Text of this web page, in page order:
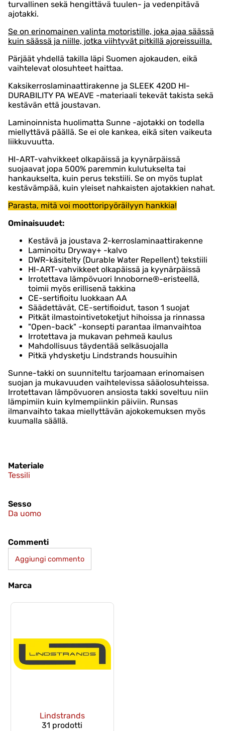
turvallinen sekä hengittävä tuulen- ja vedenpitävä
ajotakki.
Se on erinomainen valinta motoristille, joka ajaa säässä
kuin säässä ja niille, jotka viihtyvät pitkillä ajoreissuilla.
Pärjäät yhdellä takilla läpi Suomen ajokauden, eikä
vaihtelevat olosuhteet haittaa.
Kaksikerroslaminaattirakenne ja SLEEK 420D HI-
DURABILITY PA WEAVE -materiaali tekevät takista sekä
kestävän että joustavan.
Laminoinnista huolimatta Sunne -ajotakki on todella
miellyttävä päällä. Se ei ole kankea, eikä siten vaikeuta
liikkuvuutta.
HI-ART-vahvikkeet olkapäissä ja kyynärpäissä
suojaavat jopa 500% paremmin kulutukselta tai
hankaukselta, kuin perus tekstiili. Se on myös tuplat
kestävämpää, kuin yleiset nahkaisten ajotakkien nahat.
Parasta, mitä voi moottoripyöräilyyn hankkia!
Ominaisuudet:
Kestävä ja joustava 2-kerroslaminaattirakenne
Laminoitu Dryway+ -kalvo
DWR-käsitelty (Durable Water Repellent) tekstiili
HI-ART-vahvikkeet olkapäissä ja kyynärpäissä
Irrotettava lämpövuori Innoborne®-eristeellä,
toimii myös erillisenä takkina
CE-sertifioitu luokkaan AA
Säädettävät, CE-sertifioidut, tason 1 suojat
Pitkät ilmastointivetoketjut hihoissa ja rinnassa
"Open-back" -konsepti parantaa ilmanvaihtoa
Irrotettava ja mukavan pehmeä kaulus
Mahdollisuus täydentää selkäsuojalla
Pitkä yhdysketju Lindstrands housuihin
Sunne-takki on suunniteltu tarjoamaan erinomaisen
suojan ja mukavuuden vaihtelevissa sääolosuhteissa.
Irrotettavan lämpövuoren ansiosta takki soveltuu niin
lämpimiin kuin kylmempiinkin päiviin. Runsas
ilmanvaihto takaa miellyttävän ajokokemuksen myös
kuumalla säällä.
Materiale
Tessili
Sesso
Da uomo
Commenti
Aggiungi commento
Marca
Lindstrands
31 prodotti